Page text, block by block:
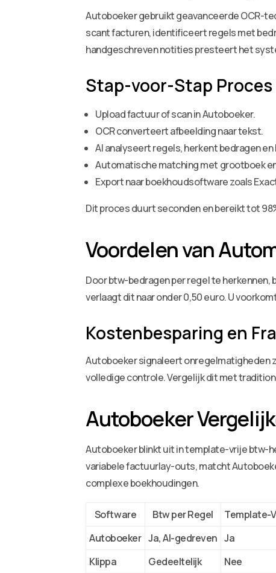
Autoboeker gebruikt geavanceerde OCR-
scant facturen, identificeert regels met
handgeschreven notities presteert het
Stap-voor-Stap
Upload factuur of scan in Autoboeker.
OCR converteert afbeelding naar tekst.
AI analyseert regels, herkent bedragen
Automatische matching met grootboek
Export naar boekhoudsoftware zoals
Dit proces duurt seconden en bereikt tot
Voordelen van
Door btw-bedragen per regel te
verlaagt dit naar onder 0,50 euro. U
Kostenbesparing en
Autoboeker signaleert onregelmatigheden
volledige controle. Vergelijk dit met
Autoboeker
Autoboeker blinkt uit in template-vrije btw-
variabele factuurlay-outs, matcht
complexe boekhoudingen.
Software Btw per Regel Template-
Autoboeker Ja, AI-gedreven Ja
Klippa
Gedeeltelijk Nee